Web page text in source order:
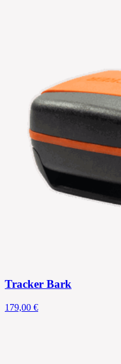
Tracker Bark
179,00 €